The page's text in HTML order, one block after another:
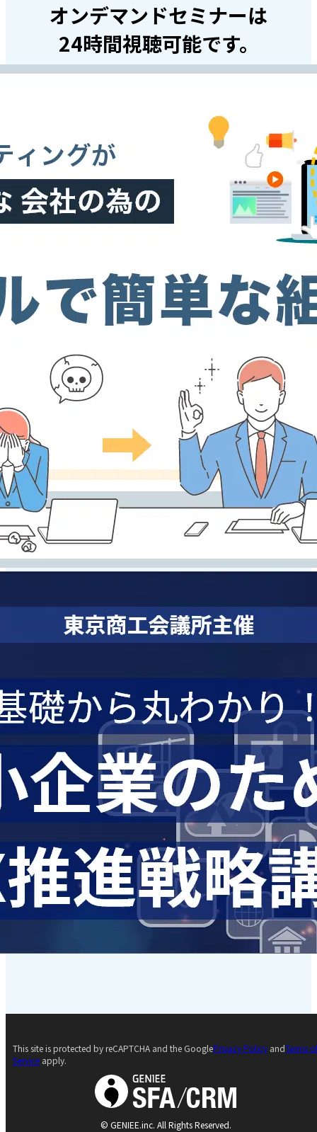
オンデマンドセミナーは
24時間視聴可能です。
© GENIEE.inc. All Rights Reserved.
This site is protected by reCAPTCHA and the GooglePrivacy Policy andTerms
Service apply.